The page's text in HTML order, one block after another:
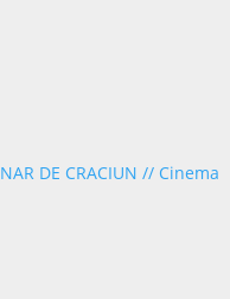
DE CRACIUN // Cinema